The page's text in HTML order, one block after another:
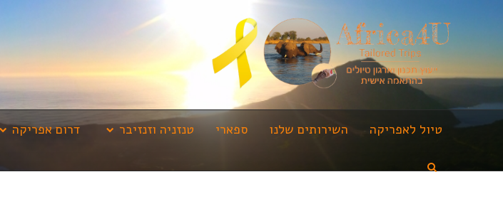
טיול לאפריקה השירותים שלנו ספארי טנזניה וזנזיבר דרום אפריקה